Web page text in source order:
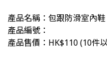
產品名稱：包跟防滑室內鞋
產品編號：
產品售價：HK$110(10件